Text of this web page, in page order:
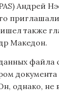
Андрей
также
Македон.
файла
документа
однако, не